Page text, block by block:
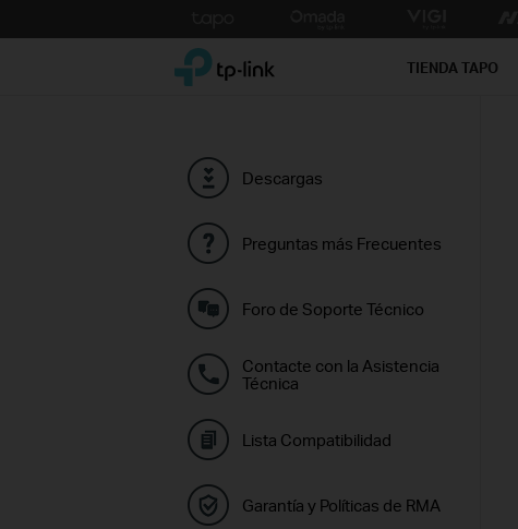
to
TP-Link, Reliably Smart TIENDA TAPO
Descargas
Preguntas más Frecuentes
Foro de Soporte Técnico
Contacte con la Asistencia
Técnica
Lista Compatibilidad
Garantía y Políticas de RMA